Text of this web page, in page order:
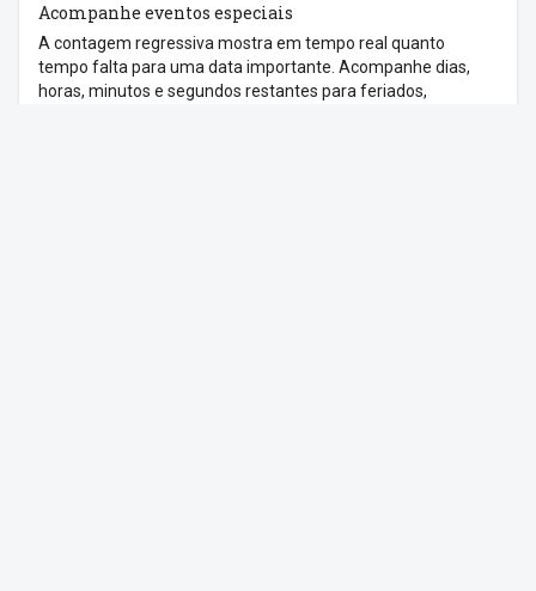
Acompanhe eventos especiais
A contagem regressiva mostra em tempo real quanto
tempo falta para uma data importante. Acompanhe dias,
horas, minutos e segundos restantes para feriados,